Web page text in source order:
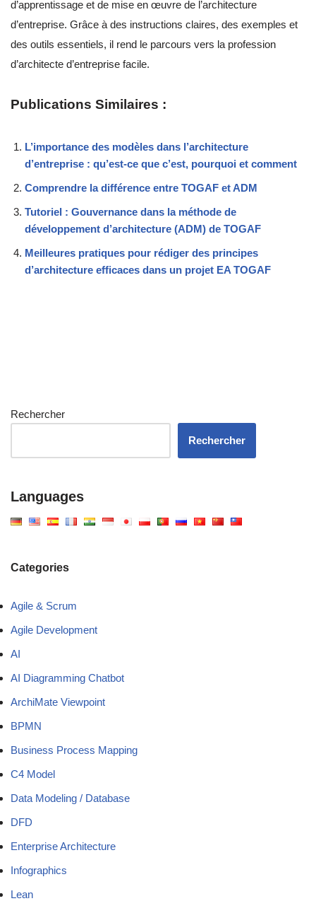
d’apprentissage et de mise en œuvre de l’architecture
d’entreprise. Grâce à des instructions claires, des exemples et
des outils essentiels, il rend le parcours vers la profession
d’architecte d’entreprise facile.
Publications Similaires :
L’importance des modèles dans l’architecture
d’entreprise : qu’est-ce que c’est, pourquoi et comment
Comprendre la différence entre TOGAF et ADM
Tutoriel : Gouvernance dans la méthode de
développement d’architecture (ADM) de TOGAF
Meilleures pratiques pour rédiger des principes
d’architecture efficaces dans un projet EA TOGAF
Rechercher
Rechercher
Languages
Categories
Agile & Scrum
Agile Development
AI
AI Diagramming Chatbot
ArchiMate Viewpoint
BPMN
Business Process Mapping
C4 Model
Data Modeling / Database
DFD
Enterprise Architecture
Infographics
Lean